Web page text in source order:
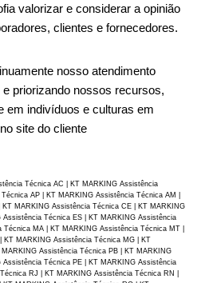
valorizar e considerar a opinião
clientes e fornecedores.
nosso atendimento
priorizando nossos recursos,
em indivíduos e culturas em
site do cliente
Técnica AC | KT MARKING Assistência
AP | KT MARKING Assistência Técnica AM |
MARKING Assistência Técnica CE | KT MARKING
Técnica ES | KT MARKING Assistência
MA | KT MARKING Assistência Técnica MT |
KT MARKING Assistência Técnica MG | KT
Assistência Técnica PB | KT MARKING
Técnica PE | KT MARKING Assistência
RJ | KT MARKING Assistência Técnica RN |